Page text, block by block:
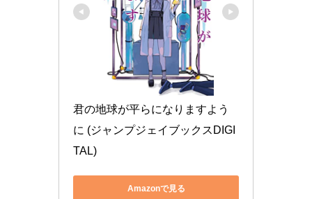
君の地球が平らになりますよう
に (ジャンプジェイブックスDIGI
TAL)
Amazonで見る